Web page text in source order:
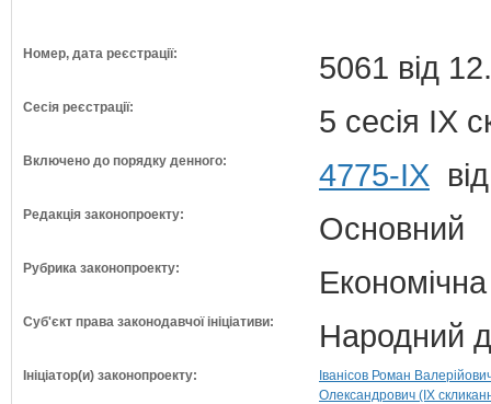
Номер, дата реєстрації: 5061 від
Сесія реєстрації: 5 сесія IX
Включено до порядку денного: 4775-IX
Редакція законопроекту: Основний
Рубрика законопроекту:
Суб'єкт права законодавчої ініціативи: Народний
Ініціатор(и) законопроекту:
Іванісов Роман
Олександрович (IX